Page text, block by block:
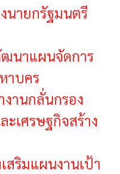
นายกรัฐมนตรี
นาแผนจัดการ
าบคร
านกลั่นกรอง
เศรษฐกิจสร้าง
สริมแผนงานเป้า